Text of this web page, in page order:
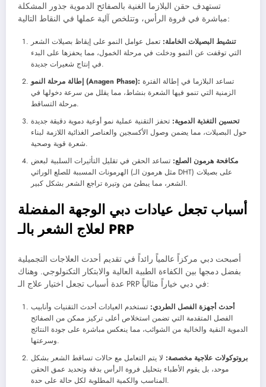
تستهدف حقن البلازما الغنية بالصفائح الدموية جذور المشكلة
مباشرة في فروة الرأس، وتتلخص آلية عملها في النقاط التالية:
تنشيط البصيلات الخاملة: تعمل عوامل النمو على إيقاظ بصيلات الشعر
التي توقفت عن النمو ودخلت في مرحلة الخمول، مما يحفزها على البدء
في إنتاج شعيرات جديدة.
إطالة مرحلة النمو (Anagen Phase):
الزمنية التي تنمو فيها الشعرة بنشاط، مما يقلل من سرعة دخولها في
مرحلة التساقط.
تحسين التغذية الدموية: تحفز التقنية عملية نمو أوعية دموية دقيقة جديدة
حول البصيلات، مما يضمن وصول الأكسجين والعناصر الغذائية اللازمة لبناء
شعرة قوية وصحية.
مكافحة هرمون الصلع: تساعد الحقن في تقليل التأثيرات السلبية لبعض
الهرمونات المسببة للصلع الوراثي (مثل هرمون الـ DHT) على بصيلات
الشعر، مما يبطئ من وتيرة تراجع الشعر بشكل كبير.
أسباب تجعل عيادات دبي الوجهة المفضلة
لعلاج الشعر بالـ PRP
أصبحت دبي مركزاً عالمياً رائداً في تقديم أحدث العلاجات التجميلية
بفضل دمجها بين الكفاءة الطبية العالية والابتكار التكنولوجي. وهناك
عدة أسباب تجعل اختيار علاج الـ PRP في دبي خياراً مثالياً:
أحدث أجهزة الفصل الطردي: تستخدم العيادات أحدث التقنيات وأنابيب
الفصل المتقدمة التي تضمن استخلاص أعلى تركيز ممكن من الصفائح
الدموية النقية والخالية من الشوائب، مما ينعكس مباشرة على جودة النتائج
وسرعتها.
بروتوكولات علاجية مخصصة: لا يتم التعامل مع حالات تساقط الشعر بشكل
موحد، بل يقوم الأطباء بتحليل فروة الرأس بدقة وتحديد عمق الحقن
المناسب والكمية المطلوبة لكل حالة على حدة.